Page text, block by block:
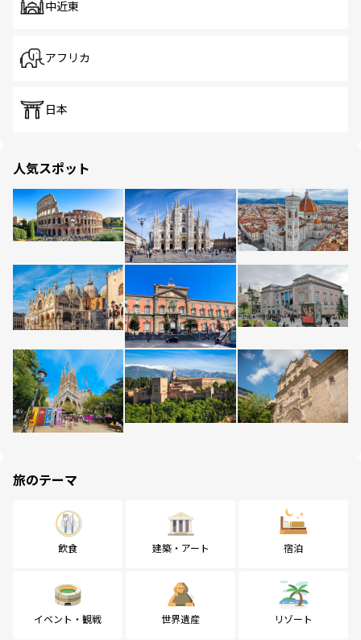
中近東
アフリカ
日本
人気スポット
旅のテーマ
飲食 建築・アート 宿泊
イベント・観戦 世界遺産 リゾート